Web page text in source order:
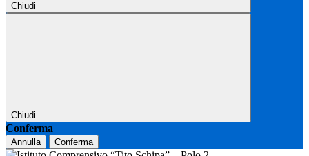
Chiudi
Chiudi
Conferma
Annulla Conferma